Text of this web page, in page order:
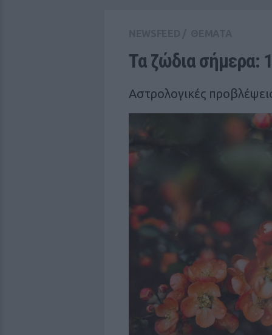
Τα ζώδια σήμερα:
Αστρολογικές